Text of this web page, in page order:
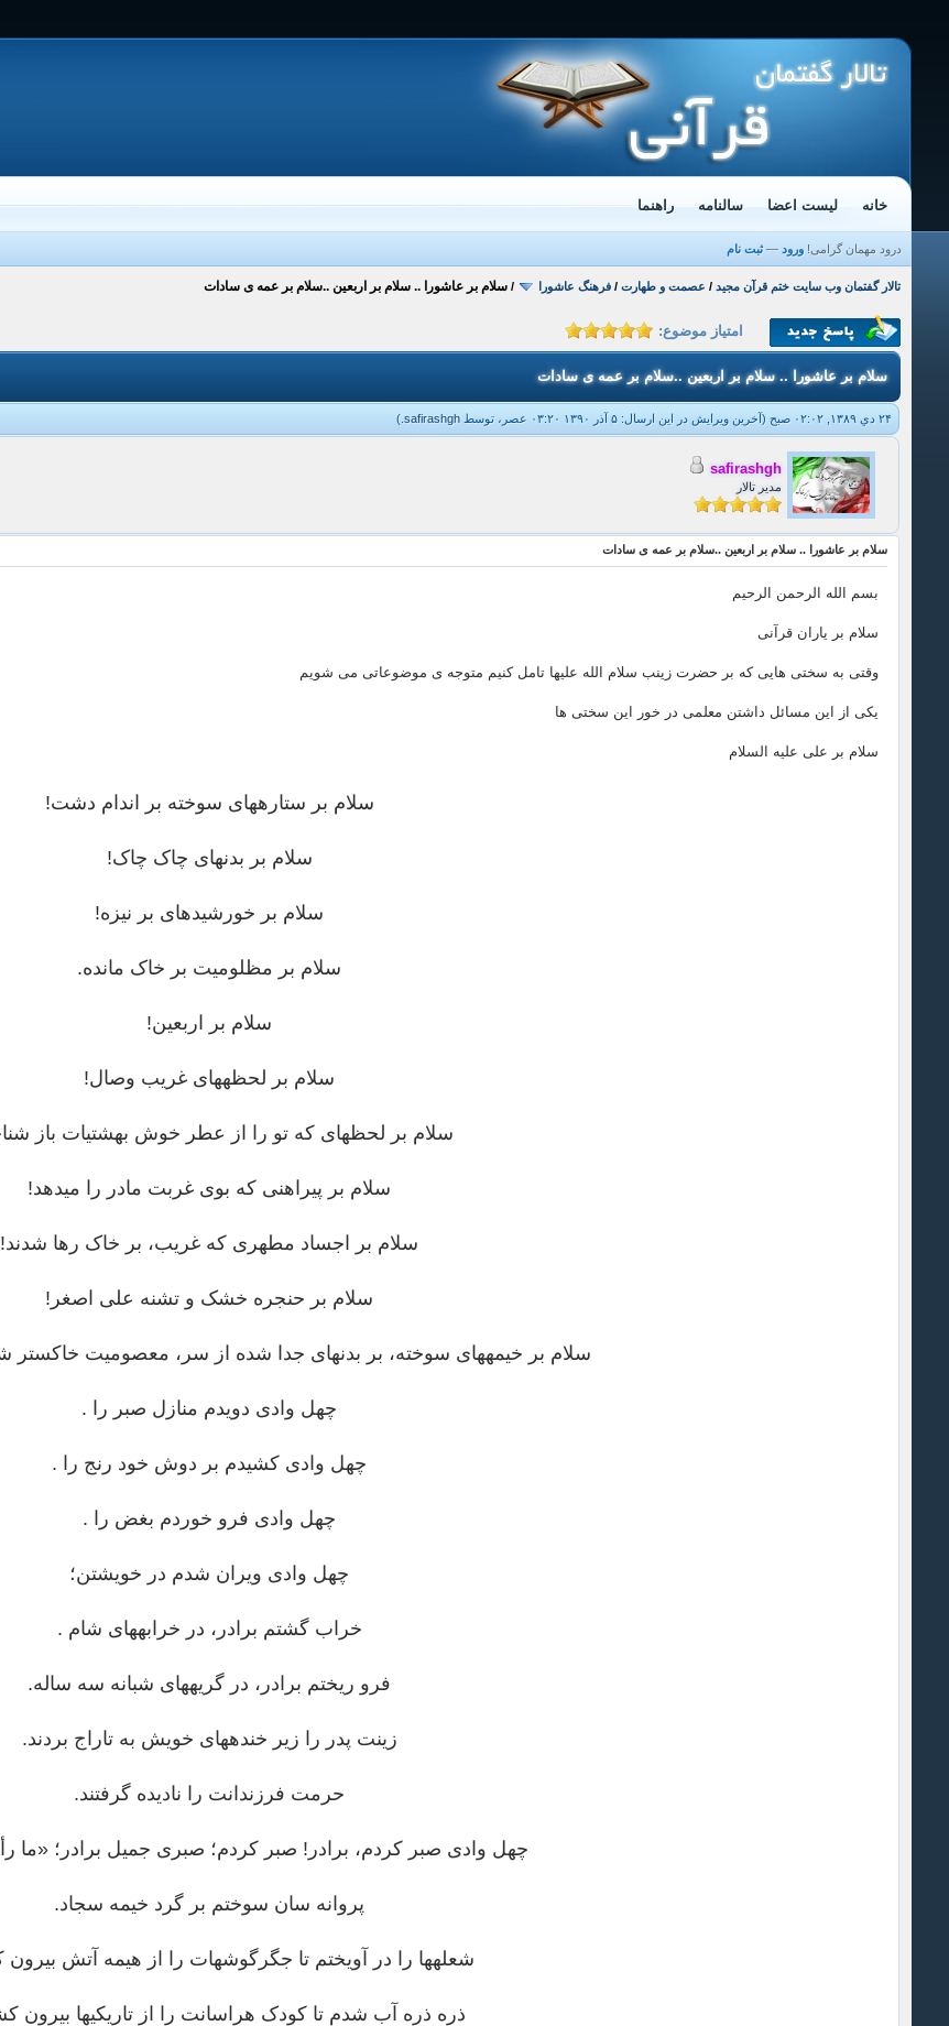
خانه لیست اعضا سالنامه راهنما
درود مهمان گرامی! ورود—ثبت نام
تالار گفتمان وب سایت ختم قرآن مجید/ عصمت و طهارت/ فرهنگ عاشورا / سلام بر عاشورا .. سلام بر اربعین ..سلام بر عمه ی سادات
امتیاز موضوع:
سلام بر عاشورا .. سلام بر اربعین ..سلام بر عمه ی سادات
۲۴ دي ۱۳۸۹, ۰۲:۰۲ صبح (آخرین ویرایش در این ارسال: ۵ آذر ۱۳۹۰ ۰۳:۲۰ عصر، توسط safirashgh
.)
safirashgh
مدیر تالار
سلام بر عاشورا .. سلام بر اربعین ..سلام بر عمه ی سادات
بسم الله الرحمن الرحیم
سلام بر یاران قرآنی
وقتی به سختی هایی که بر حضرت زینب سلام الله علیها تامل کنیم متوجه ی موضوعاتی می شویم
یکی از این مسائل داشتن معلمی در خور این سختی ها
سلام بر علی علیه السلام
سلام بر ستاره‎های سوخته بر اندام دشت!
سلام بر بدن‎های چاک چاک!
سلام بر خورشیدهای بر نیزه!
سلام بر مظلومیت بر خاک مانده.
سلام بر اربعین!
سلام بر لحظه‎های غریب وصال!
سلام بر لحظه‎ای که تو را از عطر خوش بهشتی‎ات باز شناختم!
سلام بر پیراهنی که بوی غربت مادر را می‎دهد!
سلام بر اجساد مطهری که غریب، بر خاک رها شدند!
سلام بر حنجره خشک و تشنه علی اصغر!
سلام بر خیمه‎های سوخته، بر بدن‎های جدا شده از سر، معصومیت خاکستر شده، سلام بر تو برادر!
چهل وادی دویدم منازل صبر را .
چهل وادی کشیدم بر دوش خود رنج را .
چهل وادی فرو خوردم بغض را .
چهل وادی ویران شدم در خویشتن؛
خراب گشتم برادر، در خرابه‎های شام .
فرو ریختم برادر، در گریه‎های شبانه سه ساله.
زینت پدر را زیر خنده‎های خویش به تاراج بردند.
حرمت فرزندانت را نادیده گرفتند.
چهل وادی صبر کردم، برادر! صبر کردم؛ صبری جمیل برادر؛ «ما
پروانه سان سوختم بر گرد خیمه سجاد.
شعله‎ها را در آویختم تا جگرگوشه‎ات را از هیمه آتش بیرون کشیدم.
ذره ذره آب شدم تا کودک هراسانت را از تاریکی‎ها بیرون کشیدم .